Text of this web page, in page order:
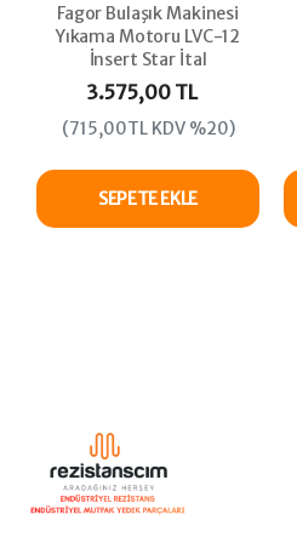
Fagor Bulaşık Makinesi
Yıkama Motoru LVC-12
İnsert Star İtal
3.575,00 TL
(715,00TL KDV %20)
SEPETE EKLE